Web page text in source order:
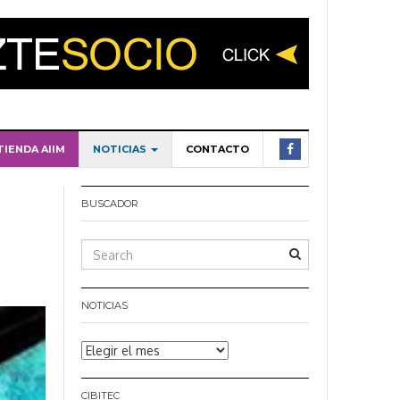
AIIM NOTICIAS CONTACTO
BUSCADOR
NOTICIAS
Noticias
CIBITEC